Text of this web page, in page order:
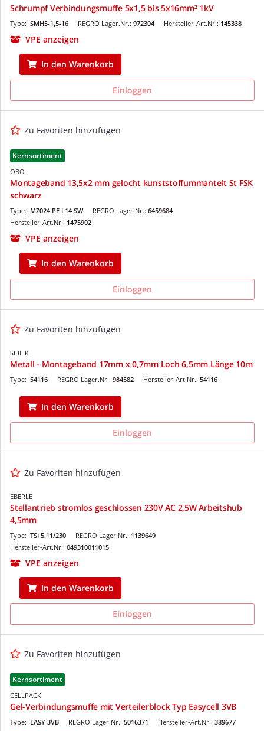
Schrumpf Verbindungsmuffe 5x1,5 bis 5x16mm² 1kV
REGRO Lager.Nr.: 972304
Type: SMH5-1,5-16 Hersteller-Art.Nr.: 145338
VPE anzeigen
In den Warenkorb
Einloggen
Zu Favoriten hinzufügen
Kernsortiment
OBO
Montageband 13,5x2 mm gelocht kunststoffummantelt St FSK
schwarz
REGRO Lager.Nr.: 6459684
Type: MZ024 PE I 14 SW
Hersteller-Art.Nr.: 1475902
VPE anzeigen
In den Warenkorb
Einloggen
Zu Favoriten hinzufügen
SIBLIK
Metall - Montageband 17mm x 0,7mm Loch 6,5mm Länge 10m
REGRO Lager.Nr.: 984582
Type: 54116 Hersteller-Art.Nr.: 54116
In den Warenkorb
Einloggen
Zu Favoriten hinzufügen
EBERLE
Stellantrieb stromlos geschlossen 230V AC 2,5W Arbeitshub
4,5mm
REGRO Lager.Nr.: 1139649
Type: TS+5.11/230
Hersteller-Art.Nr.: 049310011015
VPE anzeigen
In den Warenkorb
Einloggen
Zu Favoriten hinzufügen
Kernsortiment
CELLPACK
Gel-Verbindungsmuffe mit Verteilerblock Typ Easycell 3VB
REGRO Lager.Nr.: 5016371
Type: EASY 3VB Hersteller-Art.Nr.: 389677